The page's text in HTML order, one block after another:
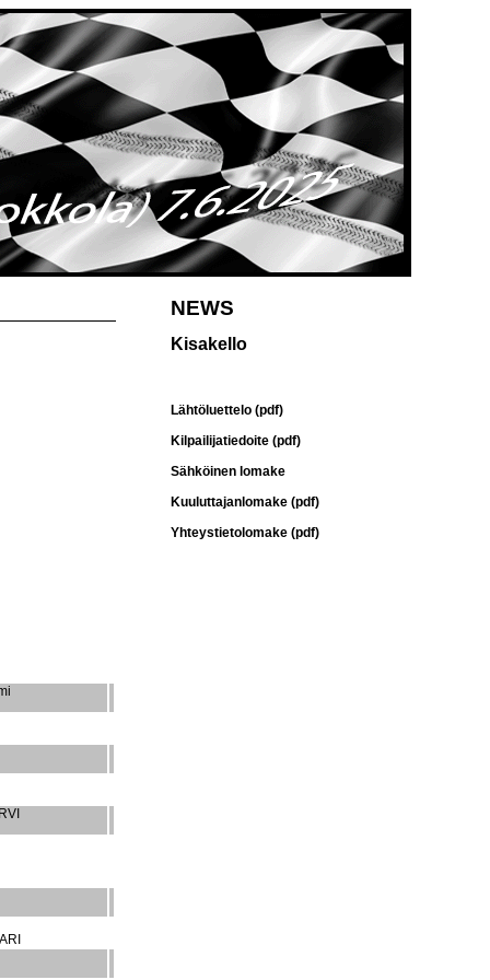
NEWS
Kisakello
Lähtöluettelo (pdf)
Kilpailijatiedoite (pdf)
Sähköinen lomake
Kuuluttajanlomake (pdf)
Yhteystietolomake (pdf)